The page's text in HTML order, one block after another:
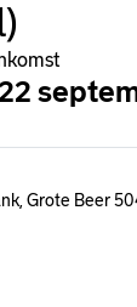
Grote Beer